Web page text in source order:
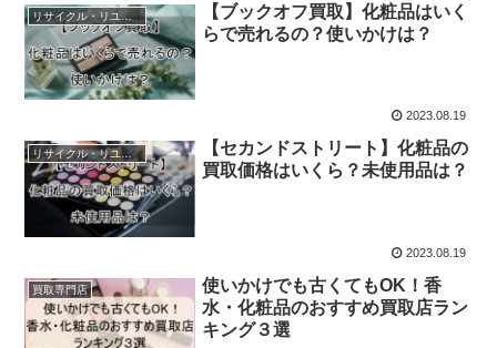
リサイクル・リユースショップ
【ブックオフ買取】化粧品はいく
らで売れるの？使いかけは？
2023.08.19
リサイクル・リユースショップ
【セカンドストリート】化粧品の
買取価格はいくら？未使用品は？
2023.08.19
買取専門店
使いかけでも古くてもOK！香
水・化粧品のおすすめ買取店ラン
キング３選